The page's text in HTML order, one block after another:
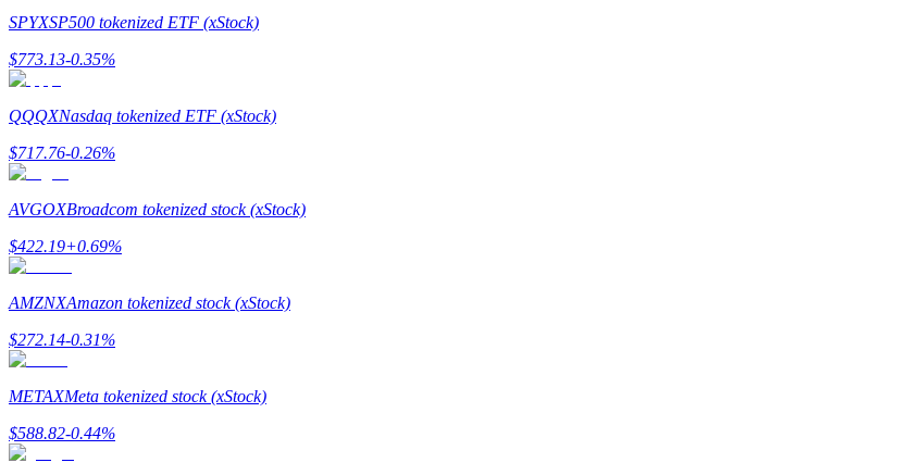
Estrategias comerciales
Aprenda cómo mantenerse rentable
Earn
SPYXSP500 tokenized ETF (xStock)
$773.13-0.35%
QQQXNasdaq tokenized ETF (xStock)
$717.76-0.26%
AVGOXBroadcom tokenized stock (xStock)
$422.19+0.69%
AMZNXAmazon tokenized stock (xStock)
$272.14-0.31%
METAXMeta tokenized stock (xStock)
$588.82-0.44%